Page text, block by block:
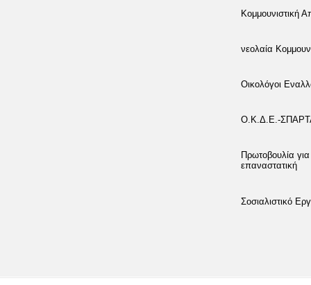
Κομμουνιστική
νεολαία
Οικολόγοι
Ο.Κ.Δ.Ε.-
Πρωτοβουλία
επαναστατική
Σοσιαλιστικό